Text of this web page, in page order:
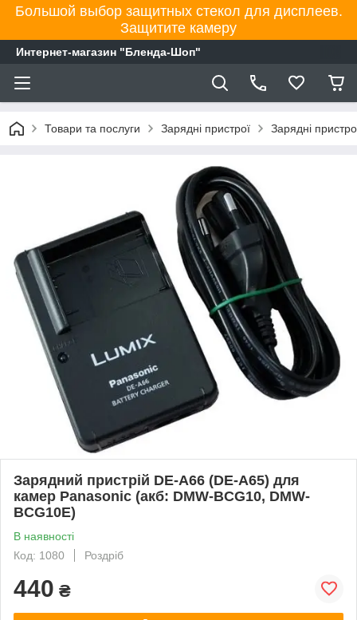
Большой выбор защитных стекол для дисплеев.
Защитите камеру
Интернет-магазин "Бленда-Шоп"
Товари та послуги Зарядні пристрої Зарядні
Зарядний пристрій DE-A66 (DE-A65) для
камер Panasonic (акб: DMW-BCG10, DMW-
BCG10E)
В наявності
Код: 1080
Роздріб
440 ₴